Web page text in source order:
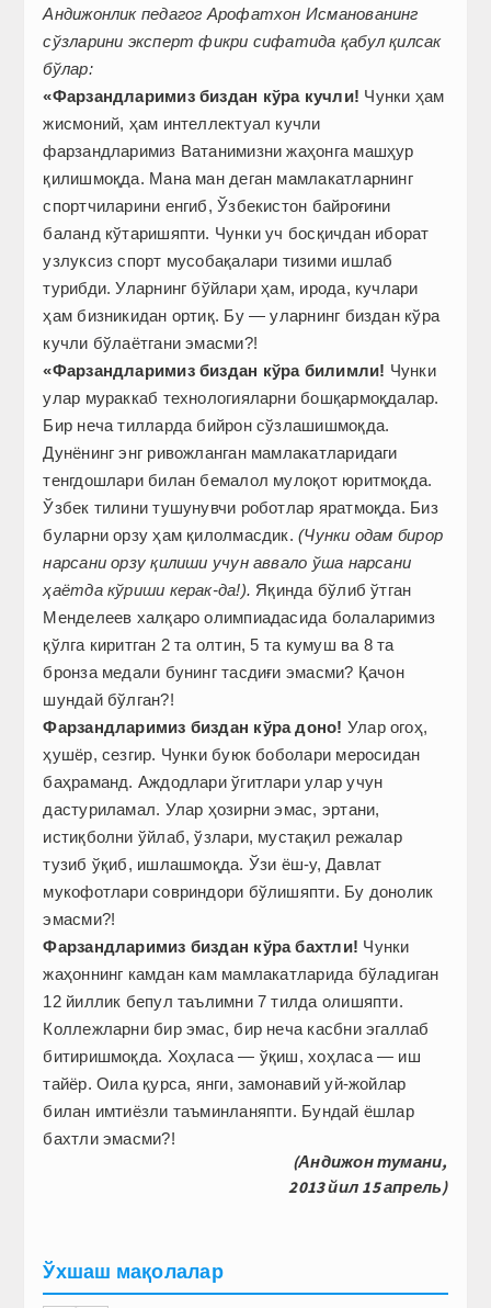
Андижонлик педагог Арофатхон Исманованинг
сўзларини эксперт фикри сифатида қабул қилсак
бўлар:
«Фарзандларимиз биздан кўра кучли! Чунки ҳам
жисмоний, ҳам интеллектуал кучли
фарзандларимиз Ватанимизни жаҳонга машҳур
қилишмоқда. Мана ман деган мамлакатларнинг
спортчиларини енгиб, Ўзбекистон байроғини
баланд кўтаришяпти. Чунки уч босқичдан иборат
узлуксиз спорт мусобақалари тизими ишлаб
турибди. Уларнинг бўйлари ҳам, ирода, кучлари
ҳам бизникидан ортиқ. Бу — уларнинг биздан кўра
кучли бўлаётгани эмасми?!
«Фарзандларимиз биздан кўра билимли! Чунки
улар мураккаб технологияларни бошқармоқдалар.
Бир неча тилларда бийрон сўзлашишмоқда.
Дунёнинг энг ривожланган мамлакатларидаги
тенгдошлари билан бемалол мулоқот юритмоқда.
Ўзбек тилини тушунувчи роботлар яратмоқда. Биз
буларни орзу ҳам қилолмасдик.(Чунки одам бирор
нарсани орзу қилиши учун аввало ўша нарсани
ҳаётда кўриши керак-да!). Яқинда бўлиб ўтган
Менделеев халқаро олимпиадасида болаларимиз
қўлга киритган 2 та олтин, 5 та кумуш ва 8 та
бронза медали бунинг тасдиғи эмасми? Қачон
шундай бўлган?!
Фарзандларимиз биздан кўра доно! Улар огоҳ,
ҳушёр, сезгир. Чунки буюк боболари меросидан
баҳраманд. Аждодлари ўгитлари улар учун
дастурил­амал. Улар ҳозирни эмас, эртани,
истиқболни ўйлаб, ўзлари, мустақил режалар
тузиб ўқиб, ишлашмоқда. Ўзи ёш-у, Давлат
мукофотлари совриндори бўлиш­япти. Бу донолик
эмасми?!
Фарзандларимиз биздан кўра бахтли! Чунки
жаҳоннинг камдан кам мамлакатларида бўладиган
12 йиллик бепул таълимни 7 тилда олишяпти.
Коллежларни бир эмас, бир неча касбни эгаллаб
битиришмоқда. Хоҳласа — ўқиш, хоҳласа — иш
тайёр. Оила қурса, янги, замонавий уй-жойлар
билан имтиёзли таъминланяпти. Бундай ёшлар
бахтли эмасми?!
(Андижон тумани,
2013 йил 15 апрель)
Ўхшаш мақолалар